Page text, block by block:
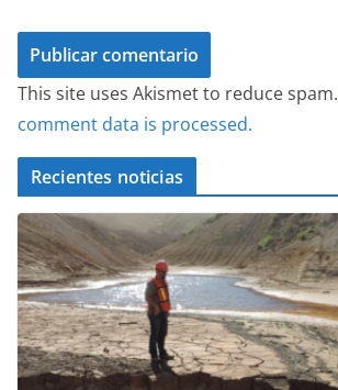
This site uses Akismet to reduce spam.
comment data is processed.
Recientes noticias